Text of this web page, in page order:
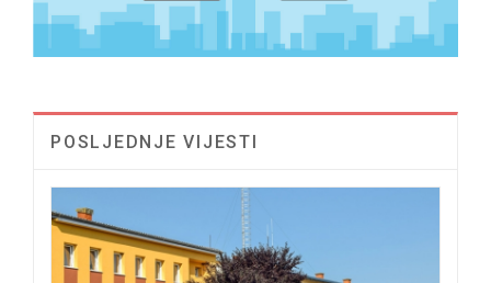
POSLJEDNJE VIJESTI